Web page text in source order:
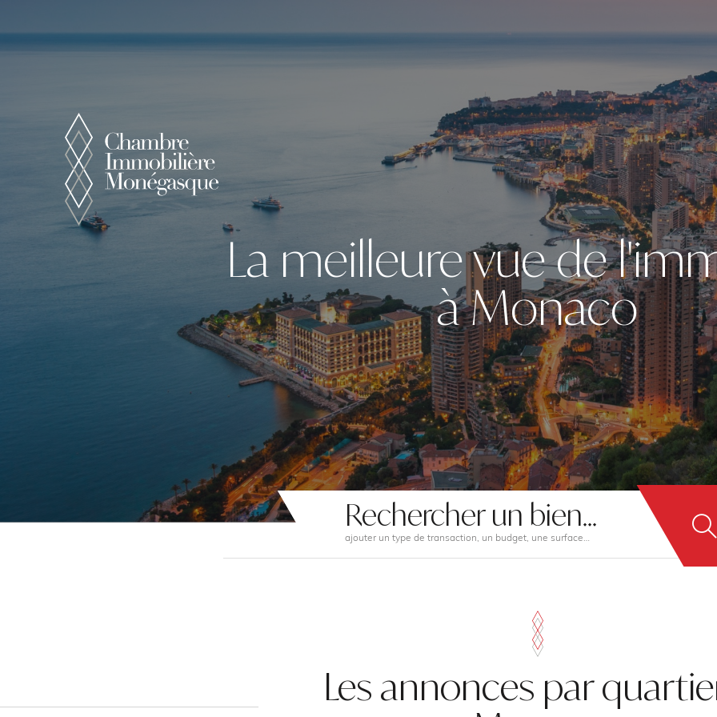
La meilleure vue de
à Monaco
Rechercher un bien...
ajouter un type de transaction, un budget, une surface…
Les annonces par